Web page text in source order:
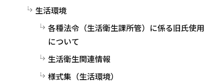
生活環境
各種法令（生活衛生課所管）に係る旧氏使用
について
生活衛生関連情報
様式集（生活環境）